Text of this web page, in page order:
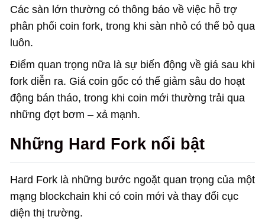
Các sàn lớn thường có thông báo về việc hỗ trợ
phân phối coin fork, trong khi sàn nhỏ có thể bỏ qua
luôn.
Điểm quan trọng nữa là sự biến động về giá sau khi
fork diễn ra. Giá coin gốc có thể giảm sâu do hoạt
động bán tháo, trong khi coin mới thường trải qua
những đợt bơm – xả mạnh.
Những Hard Fork nổi bật
Hard Fork là những bước ngoặt quan trọng của một
mạng blockchain khi có coin mới và thay đổi cục
diện thị trường.